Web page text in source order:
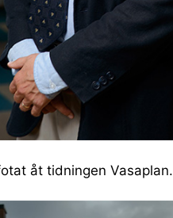
åt tidningen Vasaplan.